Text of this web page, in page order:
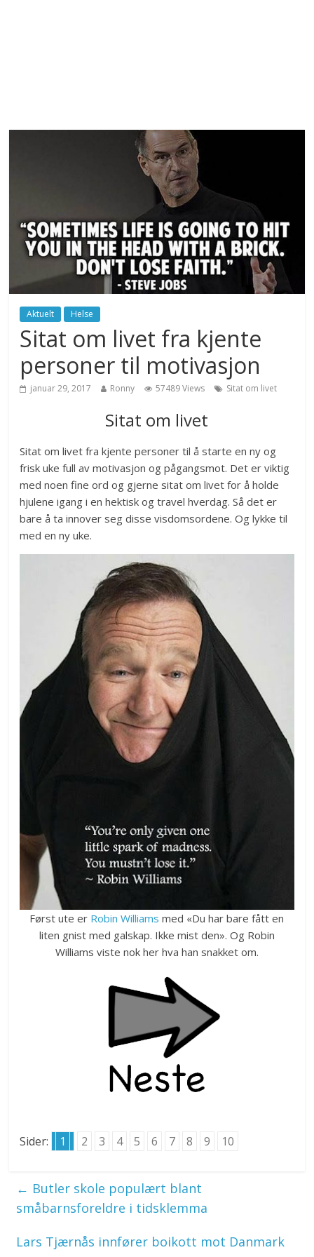
Aktuelt Helse
Sitat om livet fra kjente
personer til motivasjon
januar 29, 2017 Ronny 57489 Views Sitat om livet
Sitat om livet
Sitat om livet fra kjente personer til å starte en ny og
frisk uke full av motivasjon og pågangsmot. Det er viktig
med noen fine ord og gjerne sitat om livet for å holde
hjulene igang i en hektisk og travel hverdag. Så det er
bare å ta innover seg disse visdomsordene. Og lykke til
med en ny uke.
Først ute er Robin Williams med «Du har bare fått en
liten gnist med galskap. Ikke mist den». Og Robin
Williams viste nok her hva han snakket om.
Sider: 1 2 3 4 5 6 7 8 9 10
← Butler skole populært blant
småbarnsforeldre i tidsklemma
Lars Tjærnås innfører boikott mot Danmark